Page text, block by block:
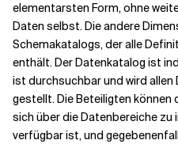
elementarsten Form, ohne
Daten selbst. Die andere
Schemakatalogs, der alle
enthält. Der Datenkatalog ist
ist durchsuchbar und wird allen
gestellt. Die Beteiligten können
sich über die Datenbereiche zu
verfügbar ist, und